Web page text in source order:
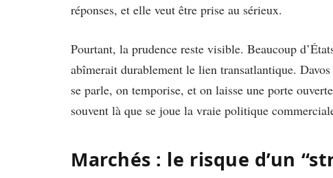
réponses, et elle veut être prise au sérieux.
Pourtant, la prudence reste visible. Beaucoup
abîmerait durablement le lien transatlantique.
se parle, on temporise, et on laisse une porte
souvent là que se joue la vraie politique
Marchés : le risque d’un